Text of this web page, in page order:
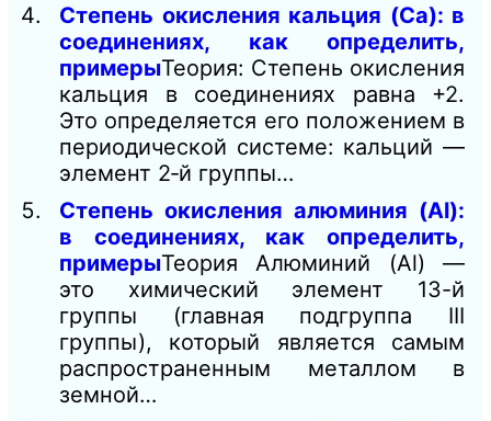
Степень окисления кальция (Са): в
соединениях, как определить,
примерыТеория: Степень окисления
кальция в соединениях равна +2.
Это определяется его положением в
периодической системе: кальций —
элемент 2‑й группы…
Степень окисления алюминия (Al):
в соединениях, как определить,
примерыТеория Алюминий (Al) —
это химический элемент 13-й
группы (главная подгруппа III
группы), который является самым
распространенным металлом в
земной…